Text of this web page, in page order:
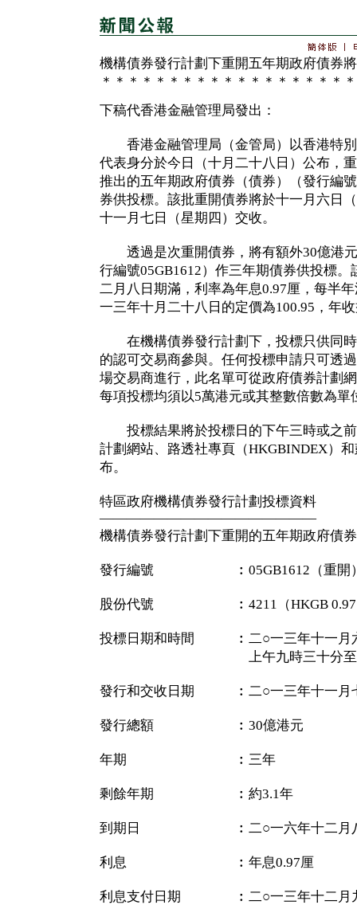
機構債券發行計劃下重開五年期政府債券
＊＊＊＊＊＊＊＊＊＊＊＊＊＊＊＊＊＊
下稿代香港金融管理局發出：
香港金融管理局（金管局）以香港特別
代表身分於今日（十月二十八日）公布，
推出的五年期政府債券（債券）（發行編
券供投標。該批重開債券將於十一月六日
十一月七日（星期四）交收。
透過是次重開債券，將有額外30億港元
行編號05GB1612）作三年期債券供投標
二月八日期滿，利率為年息0.97厘，每半
一三年十月二十八日的定價為100.95，年
在機構債券發行計劃下，投標只供同時
的認可交易商參與。任何投標申請只可透
場交易商進行，此名單可從政府債券計劃
每項投標均須以5萬港元或其整數倍數為單
投標結果將於投標日的下午三時或之前
計劃網站、路透社專頁（HKGBINDEX）
布。
特區政府機構債券發行計劃投標資料
————————————————
機構債券發行計劃下重開的五年期政府債
發行編號 ︰05GB1612（重開
股份代號 ︰4211（HKGB 0.97
投標日期和時間 ︰二○一三年十一月
上午九時三十分至十時
發行和交收日期 ︰二○一三年十一月
發行總額 ︰30億港元
年期 ︰三年
剩餘年期 ︰約3.1年
到期日 ︰二○一六年十二月
利息 ︰年息0.97厘
利息支付日期 ︰二○一三年十二月